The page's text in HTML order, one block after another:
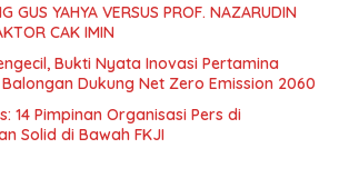
GUS YAHYA VERSUS PROF. NAZARUDIN
CAK IMIN
Bukti Nyata Inovasi Pertamina
Dukung Net Zero Emission 2060
14 Pimpinan Organisasi Pers di
Solid di Bawah FKJI